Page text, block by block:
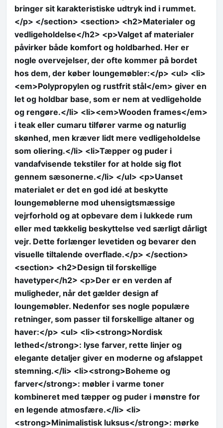
bringer sit karakteristiske udtryk ind i rummet.
</p> </section> <section> <h2>Materialer og
vedligeholdelse</h2> <p>Valget af materialer
påvirker både komfort og holdbarhed. Her er
nogle overvejelser, der ofte kommer på bordet
hos dem, der køber loungemøbler:</p> <ul> <li>
<em>Polypropylen og rustfrit stål</em> giver en
let og holdbar base, som er nem at vedligeholde
og rengøre.</li> <li><em>Wooden frames</em>
i teak eller cumaru tilfører varme og naturlig
skønhed, men kræver lidt mere vedligeholdelse
som oliering.</li> <li>Tæpper og puder i
vandafvisende tekstiler for at holde sig flot
gennem sæsonerne.</li> </ul> <p>Uanset
materialet er det en god idé at beskytte
loungemøblerne mod uhensigtsmæssige
vejrforhold og at opbevare dem i lukkede rum
eller med tækkelig beskyttelse ved særligt dårligt
vejr. Dette forlænger levetiden og bevarer den
visuelle tiltalende overflade.</p> </section>
<section> <h2>Design til forskellige
havetyper</h2> <p>Der er en verden af
muligheder, når det gælder design af
loungemøbler. Nedenfor ses nogle populære
retninger, som passer til forskellige altaner og
haver:</p> <ul> <li><strong>Nordisk
lethed</strong>: lyse farver, rette linjer og
elegante detaljer giver en moderne og afslappet
stemning.</li> <li><strong>Boheme og
farver</strong>: møbler i varme toner
kombineret med tæpper og puder i mønstre for
en legende atmosfære.</li> <li>
<strong>Minimalistisk luksus</strong>: mørke